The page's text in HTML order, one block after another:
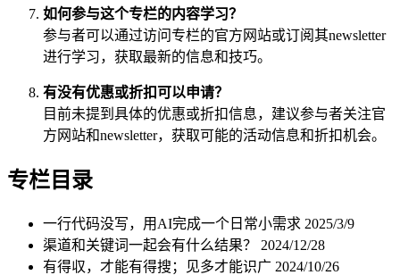
如何参与这个专栏的内容学习？
参与者可以通过访问专栏的官方网站或订阅其newsletter
进行学习，获取最新的信息和技巧。
有没有优惠或折扣可以申请？
目前未提到具体的优惠或折扣信息，建议参与者关注官
方网站和newsletter，获取可能的活动信息和折扣机会。
专栏目录
一行代码没写，用AI完成一个日常小需求 2025/3/9
渠道和关键词一起会有什么结果？ 2024/12/28
有得収，才能有得搜；见多才能识广 2024/10/26